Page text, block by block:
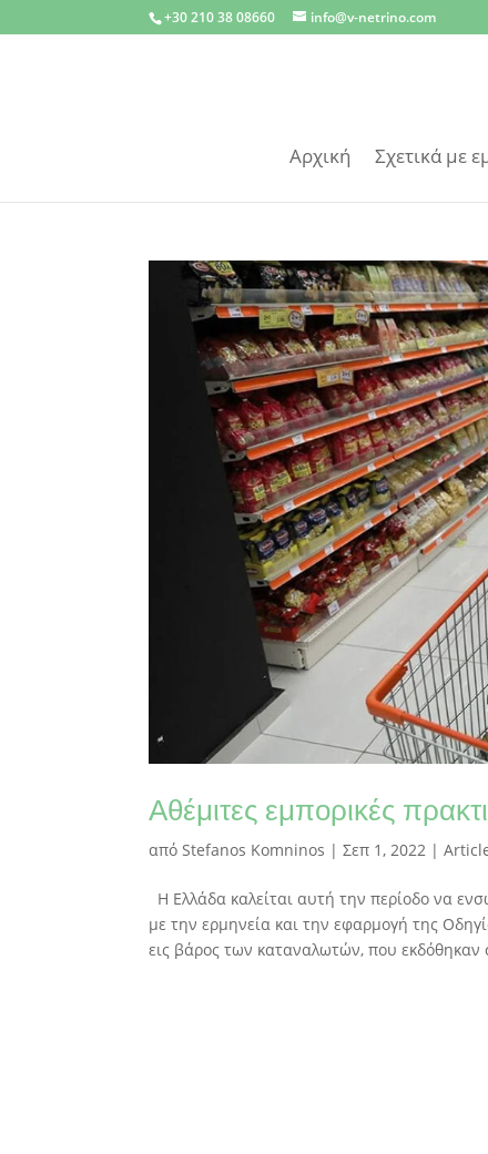
+30 210 38 08660 info@v-netrino.com
Αρχική Σχετικά με
Αθέμιτες εμπορικές
απόStefanos Komninos |Σεπ 1, 2022 |
Η Ελλάδα καλείται αυτή την περίοδο να
με την ερμηνεία και την εφαρμογή της
εις βάρος των καταναλωτών, που εκδόθηκαν